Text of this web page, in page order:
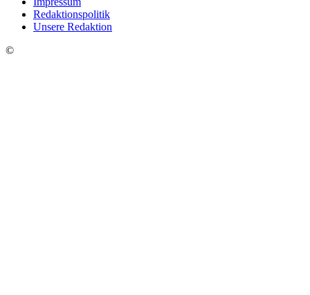
Redaktionspolitik
Unsere Redaktion
©